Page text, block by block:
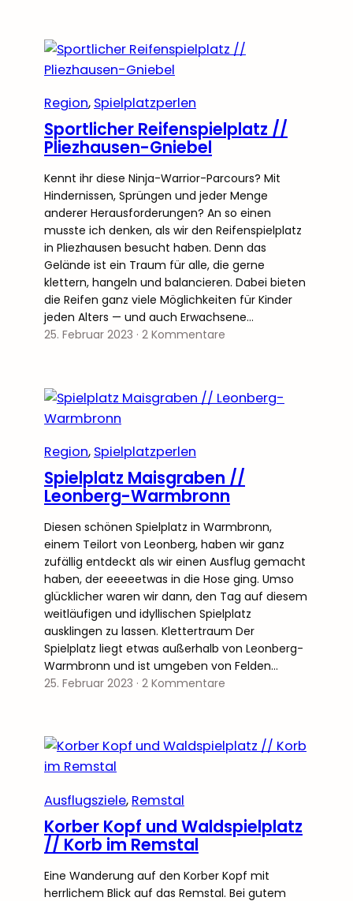
Region, Spielplatzperlen
Sportlicher Reifenspielplatz //
Pliezhausen-Gniebel
Kennt ihr diese Ninja-Warrior-Parcours? Mit
Hindernissen, Sprüngen und jeder Menge
anderer Herausforderungen? An so einen
musste ich denken, als wir den Reifenspielplatz
in Pliezhausen besucht haben. Denn das
Gelände ist ein Traum für alle, die gerne
klettern, hangeln und balancieren. Dabei bieten
die Reifen ganz viele Möglichkeiten für Kinder
jeden Alters — und auch Erwachsene…
25. Februar 2023 · 2 Kommentare
Region, Spielplatzperlen
Spielplatz Maisgraben //
Leonberg-Warmbronn
Diesen schönen Spielplatz in Warmbronn,
einem Teilort von Leonberg, haben wir ganz
zufällig entdeckt als wir einen Ausflug gemacht
haben, der eeeeetwas in die Hose ging. Umso
glücklicher waren wir dann, den Tag auf diesem
weitläufigen und idyllischen Spielplatz
ausklingen zu lassen. Klettertraum Der
Spielplatz liegt etwas außerhalb von Leonberg-
Warmbronn und ist umgeben von Felden…
25. Februar 2023 · 2 Kommentare
Ausflugsziele, Remstal
Korber Kopf und Waldspielplatz
// Korb im Remstal
Eine Wanderung auf den Korber Kopf mit
herrlichem Blick auf das Remstal. Bei gutem